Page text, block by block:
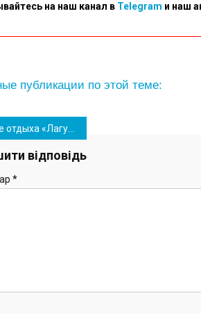
на наш канал в Telegram и наш
публикации по этой теме:
вблизи Южного обустраивают пляж к сезону (фото)
відповідь
*